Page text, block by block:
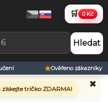
🛒 0 Kč
Hledat
★Ověřeno zákazníky
✖
tričko ZDARMA!